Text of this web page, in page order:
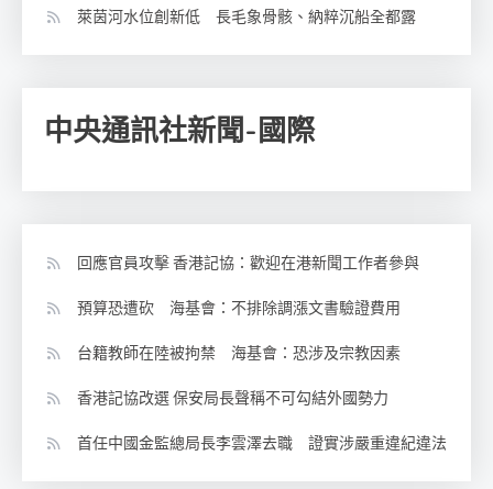
萊茵河水位創新低 長毛象骨骸、納粹沉船全都露
中央通訊社新聞-國際
回應官員攻擊 香港記協：歡迎在港新聞工作者參與
預算恐遭砍 海基會：不排除調漲文書驗證費用
台籍教師在陸被拘禁 海基會：恐涉及宗教因素
香港記協改選 保安局長聲稱不可勾結外國勢力
首任中國金監總局長李雲澤去職 證實涉嚴重違紀違法